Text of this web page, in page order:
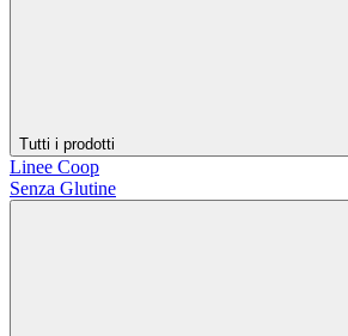
Tutti i prodotti
Linee Coop
Senza Glutine